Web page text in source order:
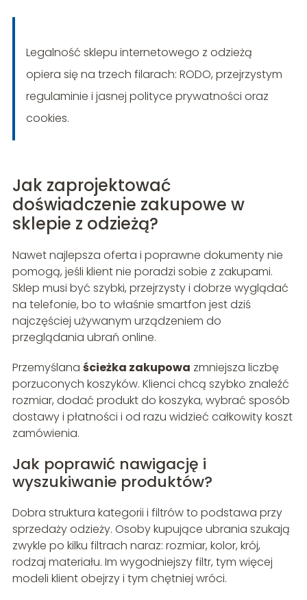
Legalność sklepu internetowego z odzieżą
opiera się na trzech filarach: RODO, przejrzystym
regulaminie i jasnej polityce prywatności oraz
cookies.
Jak zaprojektować
doświadczenie zakupowe w
sklepie z odzieżą?
Nawet najlepsza oferta i poprawne dokumenty nie
pomogą, jeśli klient nie poradzi sobie z zakupami.
Sklep musi być szybki, przejrzysty i dobrze wyglądać
na telefonie, bo to właśnie smartfon jest dziś
najczęściej używanym urządzeniem do
przeglądania ubrań online.
Przemyślana ścieżka zakupowa zmniejsza liczbę
porzuconych koszyków. Klienci chcą szybko znaleźć
rozmiar, dodać produkt do koszyka, wybrać sposób
dostawy i płatności i od razu widzieć całkowity koszt
zamówienia.
Jak poprawić nawigację i
wyszukiwanie produktów?
Dobra struktura kategorii i filtrów to podstawa przy
sprzedaży odzieży. Osoby kupujące ubrania szukają
zwykle po kilku filtrach naraz: rozmiar, kolor, krój,
rodzaj materiału. Im wygodniejszy filtr, tym więcej
modeli klient obejrzy i tym chętniej wróci.